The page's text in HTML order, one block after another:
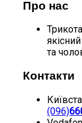
Про нас
та
Контакти
(096)